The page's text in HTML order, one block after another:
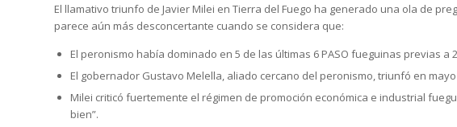
El llamativo triunfo de Javier Milei en Tierra del Fuego ha generado una ola de
parece aún más desconcertante cuando se considera que:
El peronismo había dominado en 5 de las últimas 6 PASO fueguinas previas
El gobernador Gustavo Melella, aliado cercano del peronismo, triunfó en
Milei criticó fuertemente el régimen de promoción económica e industrial
bien”.